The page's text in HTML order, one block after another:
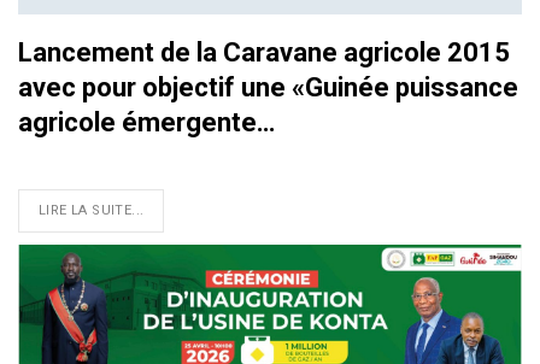
Lancement de la Caravane agricole 2015
avec pour objectif une «Guinée puissance
agricole émergente…
LIRE LA SUITE...